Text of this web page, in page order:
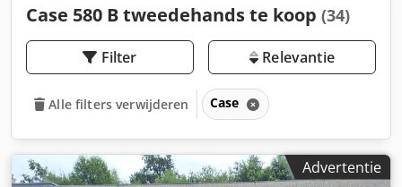
Case 580 B tweedehands te koop (34)
Filter Relevantie
Alle filters verwijderen Case
Advertentie